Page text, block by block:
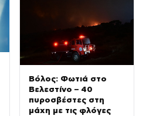
Βόλος: Φωτιά στο
Βελεστίνο – 40
πυροσβέστες στη
μάχη με τις φλόγες